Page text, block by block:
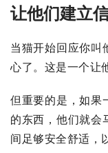
让他们建立
当猫开始回应你叫
心了。这是一个让
但重要的是，如果
的东西，他们就会
间足够安全舒适，